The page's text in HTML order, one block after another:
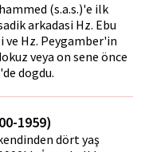
(s.a.s.)'e ilk
arkadasi Hz. Ebu
ve Hz. Peygamber'in
veya on sene önce
dogdu.
1959)
dört yaş